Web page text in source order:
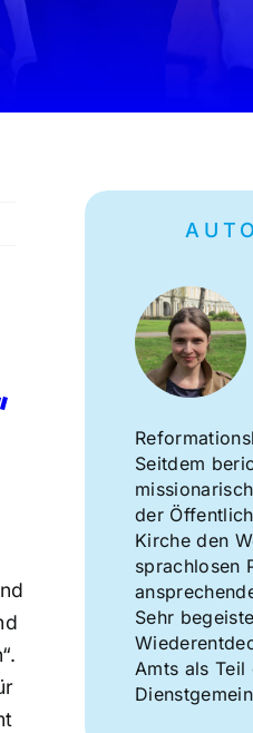
Seitdem
der
Kirche den
sprachlosen
Sehr
Amts als